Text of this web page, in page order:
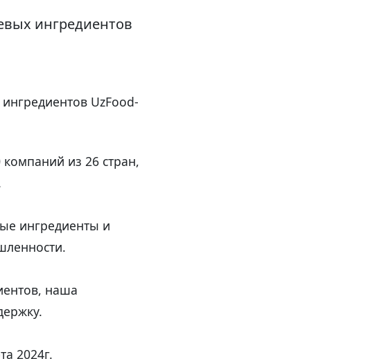
ингредиентов
UzFood-
из 26 стран,
ингредиенты и
наша
2024г.